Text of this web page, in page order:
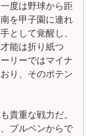
度は野球から距
を甲子園に連れ
として覚醒し、
能は折り紙つ
リーではマイナ
り、そのポテン
貴重な戦力だ。
ブルペンからで